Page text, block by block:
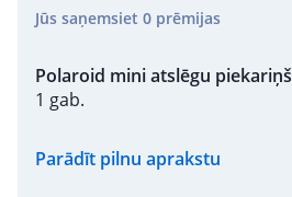
Jūs saņemsiet 0 prēmijas
Polaroid mini atslēgu piekariņš
1 gab.
Parādīt pilnu aprakstu